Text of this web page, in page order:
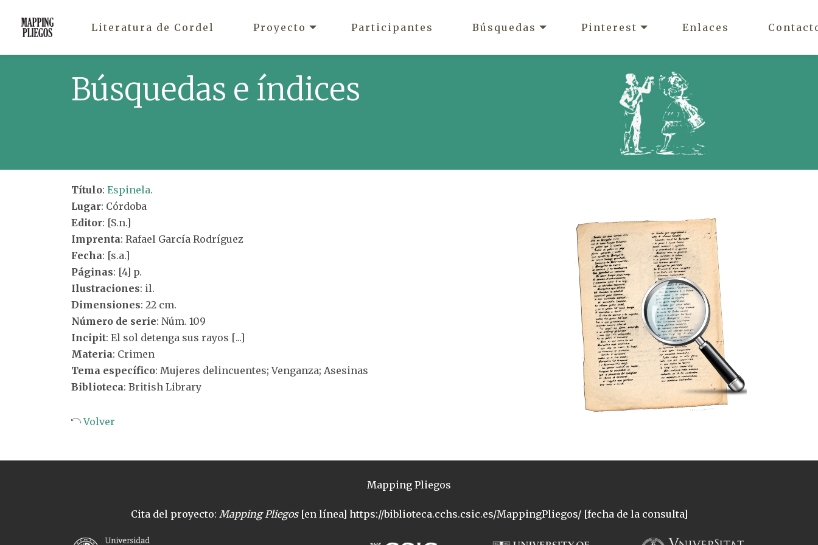
Literatura de Cordel Proyecto Participantes Búsquedas Pinterest Enlaces
Búsquedas e índices
Título: Espinela.
Lugar: Córdoba
Editor: [S.n.]
Imprenta: Rafael García Rodríguez
Fecha: [s.a.]
Páginas: [4] p.
Ilustraciones: il.
Dimensiones: 22 cm.
Número de serie: Núm. 109
Incipit: El sol detenga sus rayos [...]
Materia: Crimen
Tema específico: Mujeres delincuentes; Venganza; Asesinas
Biblioteca: British Library
Volver
Mapping Pliegos
Cita del proyecto: Mapping Pliegos[en línea] https://biblioteca.cchs.csic.es/MappingPliegos/ [fecha de la consulta]